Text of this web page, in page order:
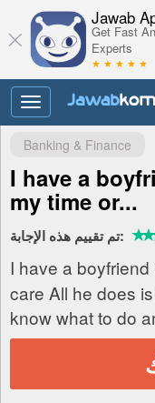
Jawab
Get Fast
Experts
★ ★ ★ ★ ★
Toggle
navigation
Banking & Finance
I have a
my time or...
تم تقييم هذه الإجابة:
I have a
care All he does
know what to do